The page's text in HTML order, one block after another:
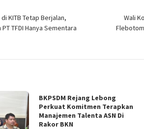
KITB Tetap Berjalan,
TFDI Hanya Sementara
Wali
BKPSDM Rejang Lebong
Perkuat Komitmen Terapkan
Manajemen Talenta ASN Di
Rakor BKN